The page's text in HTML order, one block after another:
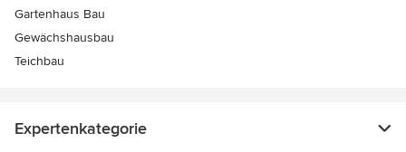
Gartenhaus Bau
Gewächshausbau
Teichbau
Expertenkategorie